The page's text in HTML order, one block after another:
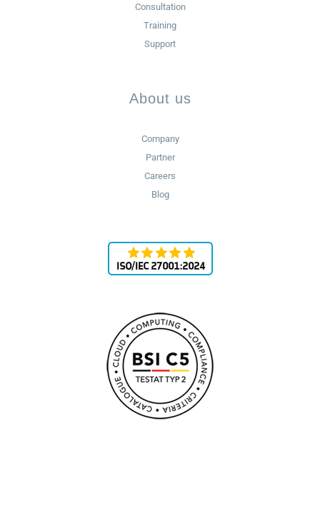
Consultation
Training
Support
About us
Company
Partner
Careers
Blog